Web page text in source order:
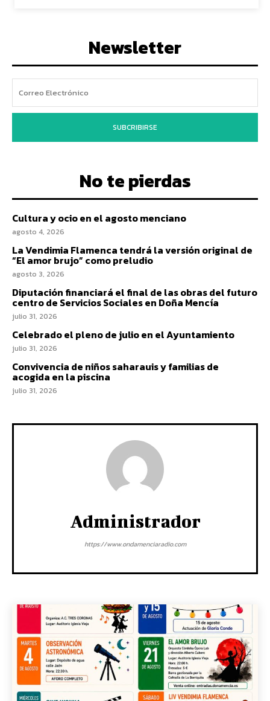
Newsletter
SUBCRIBIRSE
No te pierdas
Cultura y ocio en el agosto menciano
agosto 4, 2026
La Vendimia Flamenca tendrá la versión original de
“El amor brujo” como preludio
agosto 3, 2026
Diputación financiará el final de las obras del futuro
centro de Servicios Sociales en Doña Mencía
julio 31, 2026
Celebrado el pleno de julio en el Ayuntamiento
julio 31, 2026
Convivencia de niños saharauis y familias de
acogida en la piscina
julio 31, 2026
Administrador
https://www.ondamenciaradio.com